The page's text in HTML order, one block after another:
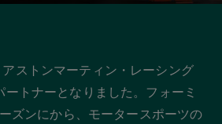
とアストン
略的パート
プ
ストンマーティン・レーシング
ートナーとなりました。フォーミ
ズンにから、モータースポーツの